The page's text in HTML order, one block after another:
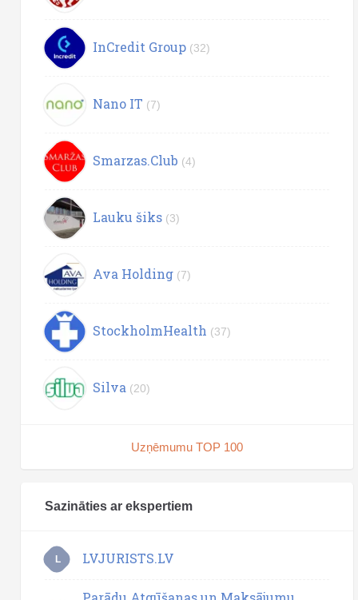
InCredit Group (32)
Nano IT (7)
Smarzas.Club (4)
Lauku šiks (3)
Ava Holding (7)
StockholmHealth (37)
Silva (20)
Uzņēmumu TOP 100
Sazināties ar ekspertiem
L LVJURISTS.LV